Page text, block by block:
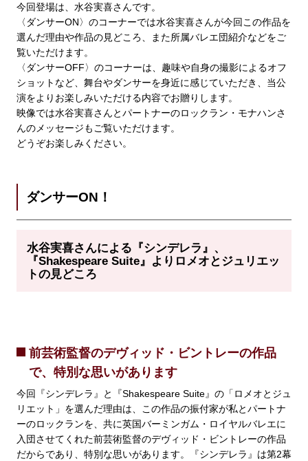
今回登場は、水谷実喜さんです。
〈ダンサーON〉のコーナーでは水谷実喜さんが今回この作品を
選んだ理由や作品の見どころ、また所属バレエ団紹介などをご
覧いただけます。
〈ダンサーOFF〉のコーナーは、趣味や自身の撮影によるオフ
ショットなど、舞台やダンサーを身近に感じていただき、当公
演をよりお楽しみいただける内容でお贈りします。
映像では水谷実喜さんとパートナーのロックラン・モナハンさ
んのメッセージもご覧いただけます。
どうぞお楽しみください。
ダンサーON！
水谷実喜さんによる『シンデレラ 』、
『Shakespeare Suite』よりロメオとジュリエッ
トの見どころ
前芸術監督のデヴィッド・ビントレーの作品
で、特別な思いがあります
今回『シンデレラ』と『Shakespeare Suite』の「ロメオとジュ
リエット」を選んだ理由は、この作品の振付家が私とパートナ
ーのロックランを、共に英国バーミンガム・ロイヤルバレエに
入団させてくれた前芸術監督のデヴィッド・ビントレーの作品
だからであり、特別な思いがあります。『シンデレラ』は第2幕